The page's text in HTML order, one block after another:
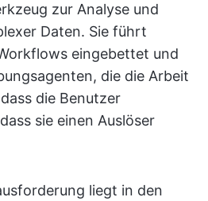
zur Analyse und
Daten. Sie führt
eingebettet und
die die Arbeit
die Benutzer
sie einen Auslöser
liegt in den